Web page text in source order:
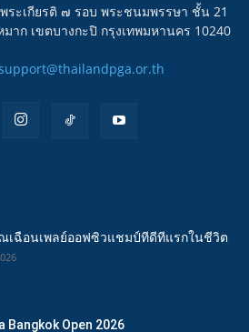
ระเกียรติ ๗ รอบ พระชนมพรรษา ชั้น 21
าก เขตบางกะปิ กรุงเทพมหานคร 10240
support@thailandpga.or.th
เฉือนเพลย์ออฟซิวแชมป์ทีดีทีแรกในชีวิต
Bangkok Open 2026